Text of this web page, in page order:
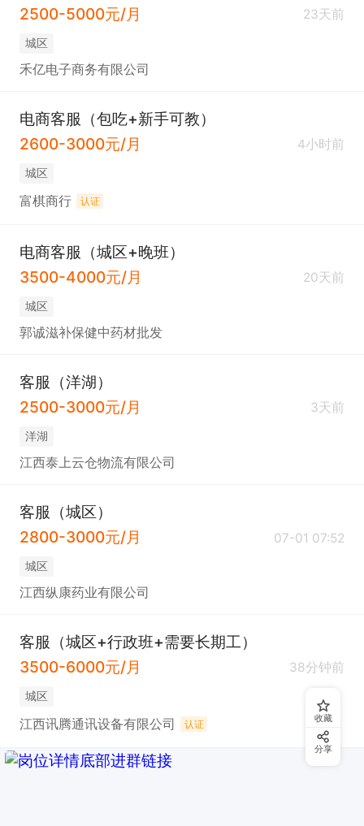
2500-5000元/月
23天前
城区
禾亿电子商务有限公司
电商客服（包吃+新手可教）
2600-3000元/月
4小时前
城区
富棋商行 认证
电商客服（城区+晚班）
3500-4000元/月
20天前
城区
郭诚滋补保健中药材批发
客服（洋湖）
2500-3000元/月
3天前
洋湖
江西泰上云仓物流有限公司
客服（城区）
2800-3000元/月
07-01 07:52
城区
江西纵康药业有限公司
客服（城区+行政班+需要长期工）
3500-6000元/月
38分钟前
城区
江西讯腾通讯设备有限公司 认证 收藏
分享